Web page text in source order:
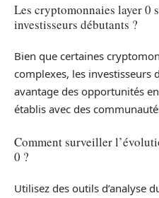
Les cryptomonnaies layer 0
investisseurs débutants ?
Bien que certaines
complexes, les investisseurs
avantage des opportunités
établis avec des
Comment surveiller
0 ?
Utilisez des outils d’analyse